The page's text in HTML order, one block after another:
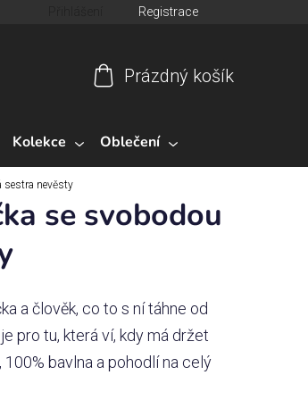
Registrace
košík
Prázdný košík
Kolekce Oblečení
sestra nevěsty
se svobodou
a člověk, co to s ní táhne od
pro tu, která ví, kdy má držet
bavlna a pohodlí na celý